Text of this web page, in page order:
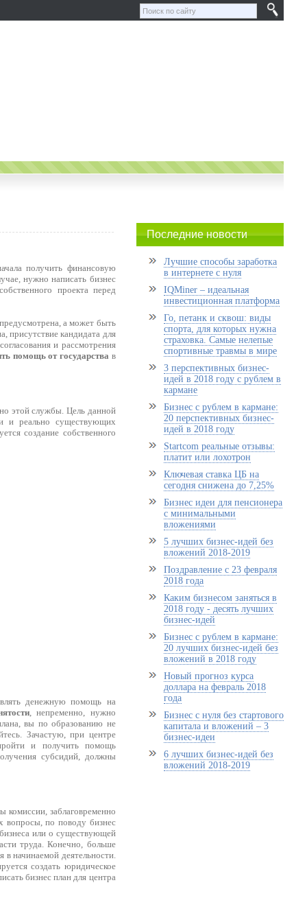
получить финансовую
нужно написать бизнес
проекта перед
а может быть
присутствие кандидата для
и рассмотрения
помощь от государства в
этой службы. Цель данной
и реально существующих
создание собственного
денежную помощь на
, непременно, нужно
вы по образованию не
Зачастую, при центре
и получить помощь
субсидий, должны
комиссии, заблаговременно
вопросы, по поводу бизнес
или о существующей
труда. Конечно, больше
начинаемой деятельности.
создать юридическое
бизнес план для центра
Последние новости
Лучшие способы заработка
в интернете с нуля
IQMiner – идеальная
инвестиционная платформа
Го, петанк и сквош: виды
спорта, для которых нужна
страховка. Самые нелепые
спортивные травмы в мире
3 перспективных бизнес-
идей в 2018 году с рублем в
кармане
Бизнес с рублем в кармане:
20 перспективных бизнес-
идей в 2018 году
Startcom реальные отзывы:
платит или лохотрон
Ключевая ставка ЦБ на
сегодня снижена до 7,25%
Бизнес идеи для пенсионера
с минимальными
вложениями
5 лучших бизнес-идей без
вложений 2018-2019
Поздравление с 23 февраля
2018 года
Каким бизнесом заняться в
2018 году - десять лучших
бизнес-идей
Бизнес с рублем в кармане:
20 лучших бизнес-идей без
вложений в 2018 году
Новый прогноз курса
доллара на февраль 2018
года
Бизнес с нуля без стартового
капитала и вложений – 3
бизнес-идеи
6 лучших бизнес-идей без
вложений 2018-2019